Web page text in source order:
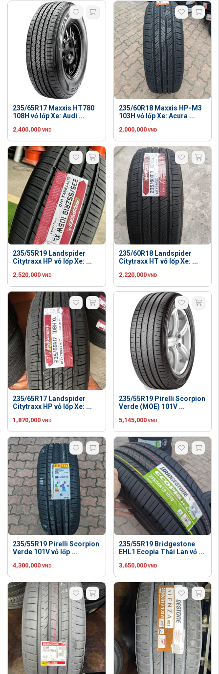
235/65R17 Maxxis HT780
108H vỏ lốp Xe: Audi ...
2,400,000 VND
235/60R18 Maxxis HP-M3
103H vỏ lốp Xe: Acura ...
2,000,000 VND
235/55R19 Landspider
Citytraxx HP vỏ lốp Xe: ...
2,520,000 VND
235/60R18 Landspider
Citytraxx HT vỏ lốp Xe: ...
2,220,000 VND
235/65R17 Landspider
Citytraxx HP vỏ lốp Xe: ...
1,870,000 VND
235/55R19 Pirelli Scorpion
Verde (MOE) 101V ...
5,145,000 VND
235/55R19 Pirelli Scorpion
Verde 101V vỏ lốp ...
4,300,000 VND
235/55R19 Bridgestone
EHL1 Ecopia Thái Lan vỏ ...
3,650,000 VND